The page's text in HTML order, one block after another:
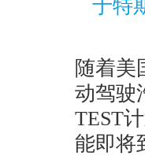
于特
随着美
动驾驶
TEST
能即将